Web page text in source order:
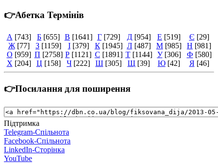
👉Абетка Термінів
А [743] Б [655] В [1641] Г [729] Д [954] Е [519] Є [29]
Ж [77] З [1159] І [379] К [1945] Л [487] М [985] Н [981]
О [959] П [2758] Р [1121] С [1891] Т [1144] У [306] Ф [580]
Х [204] Ц [158] Ч [222] Ш [305] Щ [39] Ю [42] Я [46]
👉Посилання для поширення
Підтримка
Telegram-Спільнота
Facebook-Спільнота
LinkedIn-Сторінка
YouTube